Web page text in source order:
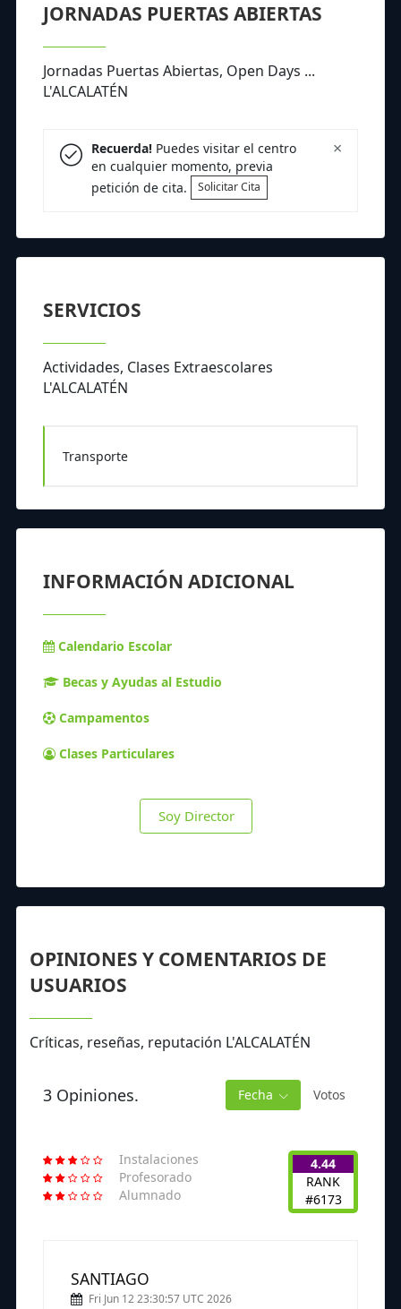
JORNADAS PUERTAS ABIERTAS
Jornadas Puertas Abiertas, Open Days ...
L'ALCALATÉN
×
Recuerda!Puedes visitar el centro
en cualquier momento, previa
petición de cita.
Solicitar Cita
SERVICIOS
Actividades, Clases Extraescolares
L'ALCALATÉN
Transporte
INFORMACIÓN ADICIONAL
Calendario Escolar
Becas y Ayudas al Estudio
Campamentos
Clases Particulares
Soy Director
OPINIONES Y COMENTARIOS DE
USUARIOS
Críticas, reseñas, reputación L'ALCALATÉN
3 Opiniones. Fecha Votos
Instalaciones
Profesorado
Alumnado
4.44
RANK
#6173
SANTIAGO
Fri Jun 12 23:30:57 UTC 2026